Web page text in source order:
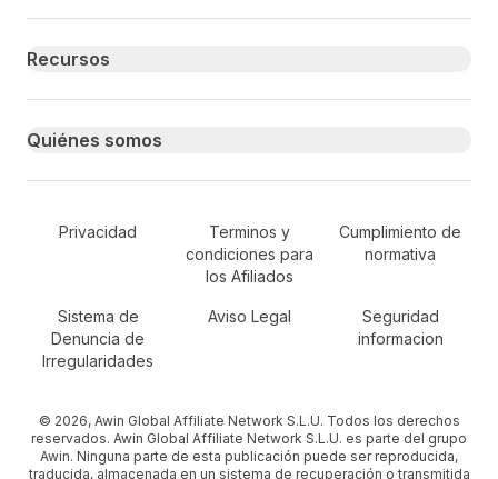
Recursos
Quiénes somos
Secondary Footer Navigation
Privacidad
Terminos y
condiciones para
los Afiliados
Cumplimiento de
normativa
Sistema de
Denuncia de
Irregularidades
Aviso Legal
Seguridad
informacion
© 2026, Awin Global Affiliate Network S.L.U. Todos los derechos
reservados. Awin Global Affiliate Network S.L.U. es parte del grupo
Awin. Ninguna parte de esta publicación puede ser reproducida,
traducida, almacenada en un sistema de recuperación o transmitida